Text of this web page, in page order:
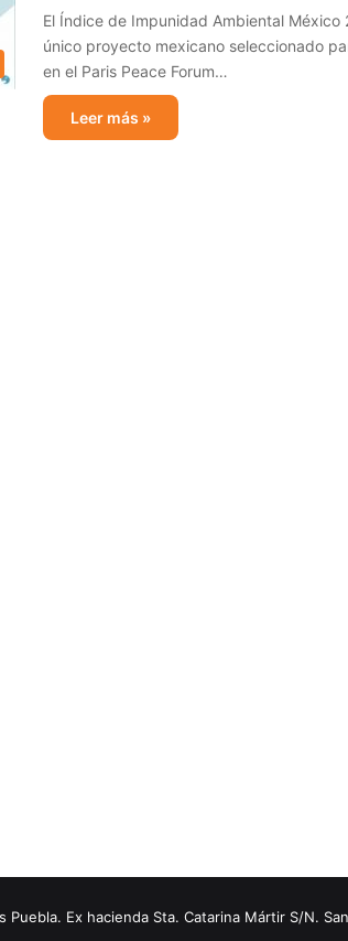
El Índice de Impunidad Ambiental México
único proyecto mexicano seleccionado
en el Paris Peace Forum…
Leer más »
Ex hacienda Sta. Catarina Mártir S/N.